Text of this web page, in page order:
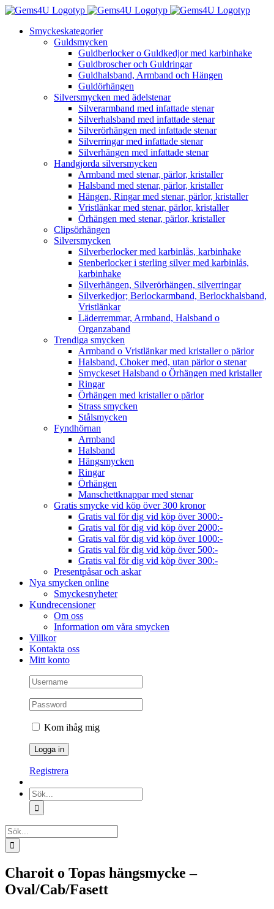
Fortsätt
innehålletSmyckeskategorier
Guldsmycken
Guldberlocker o Guldkedjor med karbinhake
Guldbroscher och Guldringar
Guldhalsband, Armband och Hängen
Guldörhängen
Silversmycken med ädelstenar
Silverarmband med infattade stenar
Silverhalsband med infattade stenar
Silverörhängen med infattade stenar
Silverringar med infattade stenar
Silverhängen med infattade stenar
Handgjorda silversmycken
Armband med stenar, pärlor, kristaller
Halsband med stenar, pärlor, kristaller
Hängen, Ringar med stenar, pärlor, kristaller
Vristlänkar med stenar, pärlor, kristaller
Örhängen med stenar, pärlor, kristaller
Clipsörhängen
Silversmycken
Silverberlocker med karbinlås, karbinhake
Stenberlocker i sterling silver med karbinlås,
karbinhake
Silverhängen, Silverörhängen, silverringar
Silverkedjor; Berlockarmband, Berlockhalsband,
Vristlänkar
Läderremmar, Armband, Halsband o
Organzaband
Trendiga smycken
Armband o Vristlänkar med kristaller o pärlor
Halsband, Choker med, utan pärlor o stenar
Smyckeset Halsband o Örhängen med kristaller
Ringar
Örhängen med kristaller o pärlor
Strass smycken
Stålsmycken
Fyndhörnan
Armband
Halsband
Hängsmycken
Ringar
Örhängen
Manschettknappar med stenar
Gratis smycke vid köp över 300 kronor
Gratis val för dig vid köp över 3000:-
Gratis val för dig vid köp över 2000:-
Gratis val för dig vid köp över 1000:-
Gratis val för dig vid köp över 500:-
Gratis val för dig vid köp över 300:-
Presentpåsar och askar
Nya smycken online
Smyckesnyheter
Kundrecensioner
Om oss
Information om våra smycken
Villkor
Kontakta oss
Mitt konto
Kom ihåg mig
Registrera
Sök
efter:
Sök
efter:
Charoit o Topas hängsmycke –
Oval/Cab/Fasett